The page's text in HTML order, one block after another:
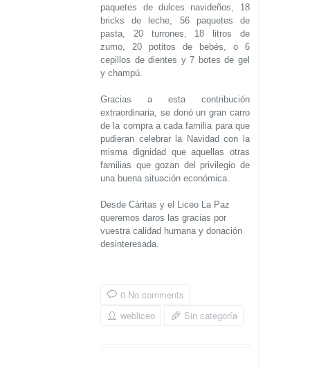
paquetes de dulces navideños, 18
bricks de leche, 56 paquetes de
pasta, 20 turrones, 18 litros de
zumo, 20 potitos de bebés, o 6
cepillos de dientes y 7 botes de gel
y champú.
Gracias a esta contribución
extraordinaria, se donó un gran carro
de la compra a cada familia para que
pudieran celebrar la Navidad con la
misma dignidad que aquellas otras
familias que gozan del privilegio de
una buena situación económica.
Desde Cáritas y el Liceo La Paz
queremos daros las gracias por
vuestra calidad humana y donación
desinteresada.
0 No comments
webliceo
Sin categoría